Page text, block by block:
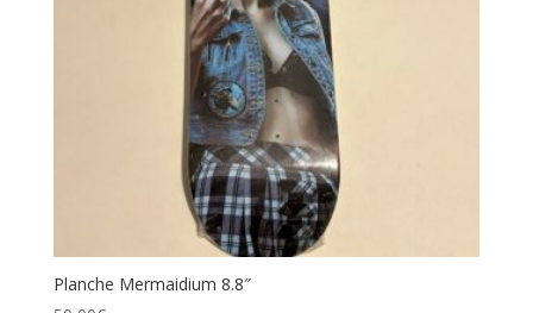
Planche Mermaidium 8.8″